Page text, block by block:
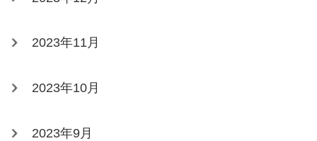
2023年11月
2023年10月
2023年9月